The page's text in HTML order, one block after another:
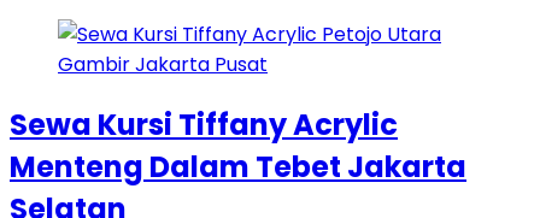
Sewa Kursi Tiffany Acrylic
Menteng Dalam Tebet Jakarta
Selatan